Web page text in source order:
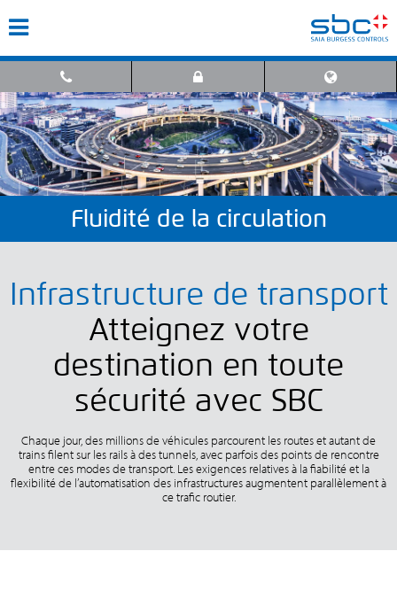
Fluidité de la circulation
Infrastructure de transport
Atteignez votre
destination en toute
sécurité avec SBC
Chaque jour, des millions de véhicules parcourent les routes et autant de
trains filent sur les rails à des tunnels, avec parfois des points de rencontre
entre ces modes de transport. Les exigences relatives à la fiabilité et la
flexibilité de l’automatisation des infrastructures augmentent parallèlement à
ce trafic routier.